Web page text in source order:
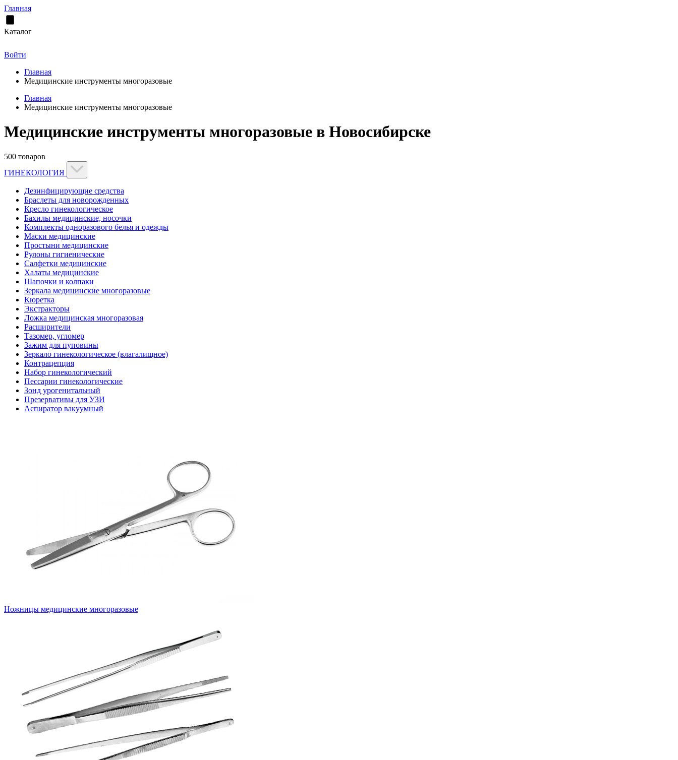
Главная
Каталог
Войти
Главная
Медицинские инструменты многоразовые
Главная
Медицинские инструменты многоразовые
Медицинские инструменты многоразовые в Новосибирске
500 товаров
ГИНЕКОЛОГИЯ
Дезинфицирующие средства
Браслеты для новорожденных
Кресло гинекологическое
Бахилы медицинские, носочки
Комплекты одноразового белья и одежды
Маски медицинские
Простыни медицинские
Рулоны гигиенические
Салфетки медицинские
Халаты медицинские
Шапочки и колпаки
Зеркала медицинские многоразовые
Кюретка
Экстракторы
Ложка медицинская многоразовая
Расширители
Тазомер, угломер
Зажим для пуповины
Зеркало гинекологическое (влагалищное)
Контрацепция
Набор гинекологический
Пессарии гинекологические
Зонд урогенитальный
Презервативы для УЗИ
Аспиратор вакуумный
Ножницы медицинские многоразовые